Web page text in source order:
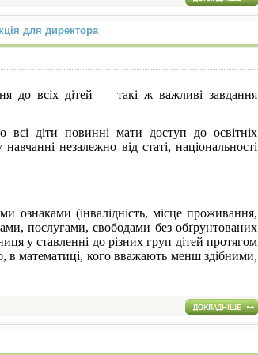
для директора
до всіх дітей — такі ж важливі завдання
всі діти повинні мати доступ до освітніх
незалежно від статі, національності
ознаками (інвалідність, місце проживання,
послугами, свободами без обґрунтованих
у ставленні до різних груп дітей протягом
в математиці, кого вважають менш здібними,